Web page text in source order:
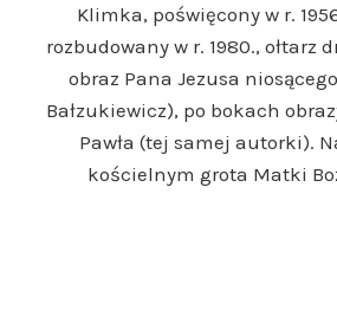
Klimka, poświęcony w r.
rozbudowany w r. 1980., ołtarz
obraz Pana Jezusa
Bałzukiewicz), po bokach
Pawła (tej samej autorki).
kościelnym grota Matki